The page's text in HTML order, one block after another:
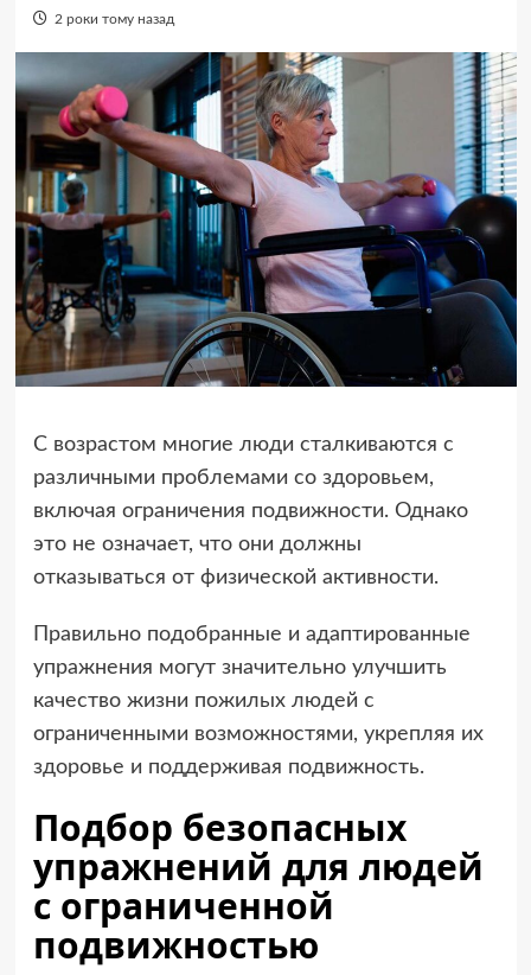
2 роки тому назад
С возрастом многие люди сталкиваются с
различными проблемами со здоровьем,
включая ограничения подвижности. Однако
это не означает, что они должны
отказываться от физической активности.
Правильно подобранные и адаптированные
упражнения могут значительно улучшить
качество жизни пожилых людей с
ограниченными возможностями, укрепляя их
здоровье и поддерживая подвижность.
Подбор безопасных
упражнений для людей
с ограниченной
подвижностью